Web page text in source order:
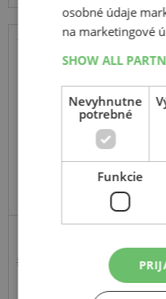
235
252,15 €
osobné údaje
na marketingové
SHOW ALL
Nevyhnutne
potrebné
Funkcie